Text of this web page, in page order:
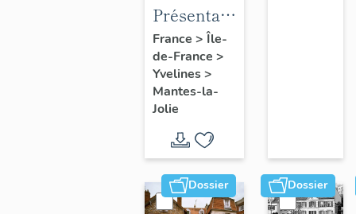
Présentation
de l'étude
France > Île-
de-France >
Yvelines>
Mantes-la-
Jolie
Dossier Dossier